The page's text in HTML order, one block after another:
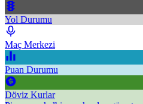
Yol Durumu
Maç Merkezi
Puan Durumu
Döviz Kurlar